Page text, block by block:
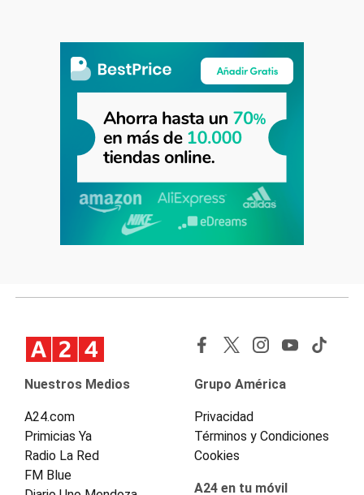
Nuestros Medios
A24.com
Primicias Ya
Radio La Red
FM Blue
Grupo América
Privacidad
Términos y Condiciones
Cookies
A24 en tu móvil